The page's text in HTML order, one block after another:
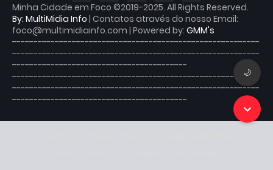
Minha Cidade em Foco ©2019-2025. All Rights Reserved.
By: MultiMidia Info | Contatos através do nosso Email:
foco@multimidiainfo.com | Powered by: GMM's
----------------------------------------------------------
----------------------------------------------------------
-----------------------------------------
----------------------------------------------------------
----------------------------------------------------------
-----------------------------------------
🌙